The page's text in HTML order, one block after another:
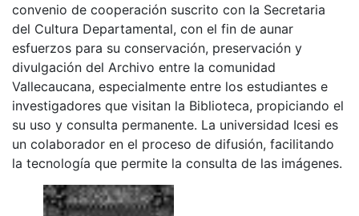
convenio de cooperación suscrito con la Secretaria
del Cultura Departamental, con el fin de aunar
esfuerzos para su conservación, preservación y
divulgación del Archivo entre la comunidad
Vallecaucana, especialmente entre los estudiantes e
investigadores que visitan la Biblioteca, propiciando el
su uso y consulta permanente. La universidad Icesi es
un colaborador en el proceso de difusión, facilitando
la tecnología que permite la consulta de las imágenes.